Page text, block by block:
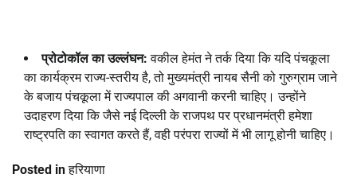
प्रोटोकॉल का उल्लंघन:वकील हेमंत ने तर्क दिया कि यदि पंचकूला
का कार्यक्रम राज्य-स्तरीय है, तो मुख्यमंत्री नायब सैनी को गुरुग्राम जाने
के बजाय पंचकूला में राज्यपाल की अगवानी करनी चाहिए। उन्होंने
उदाहरण दिया कि जैसे नई दिल्ली के राजपथ पर प्रधानमंत्री हमेशा
राष्ट्रपति का स्वागत करते हैं, वही परंपरा राज्यों में भी लागू होनी चाहिए।
Posted inहरियाणा